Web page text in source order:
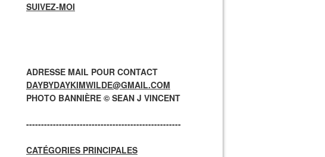
SUIVEZ-MOI
ADRESSE MAIL POUR CONTACT
DAYBYDAYKIMWILDE@GMAIL.COM
PHOTO BANNIÈRE © SEAN J VINCENT
----------------------------------------------------
CATÉGORIES PRINCIPALES